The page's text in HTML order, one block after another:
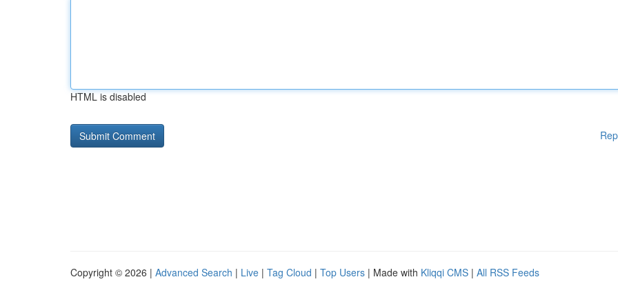
HTML is disabled
Copyright © 2026 | Advanced Search | Live | Tag Cloud | Top Users | Made with Kliqqi CMS | All RSS Feeds